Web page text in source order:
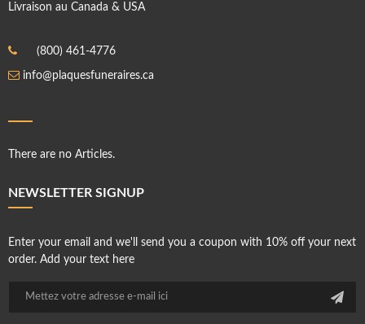
Livraison au Canada & USA
(800) 461-4776
info@plaquesfuneraires.ca
There are no Articles.
NEWSLETTER SIGNUP
Enter your email and we'll send you a coupon with 10% off your next
order. Add your text here